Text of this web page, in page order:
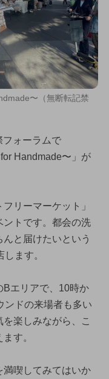
〜（無断転記禁
フォーラムで
Handmade〜」が
リーマーケット」
ントです。都会の洗
と届けたいという
ます。
Bエリアで、10時か
ンドの来場者も多い
楽しみながら、こ
す。
満喫してみてはいか